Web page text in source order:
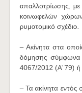
απαλλοτρίωσης, με
κοινωφελών
ρυμοτομικό σχέδιο.
– Ακίνητα στα
δόμησης σύμφωνα
4067/2012 (Α’ 79) ή
– Τα ακίνητα εντός